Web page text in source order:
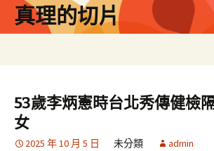
真理的切片
53歲李炳憲時台北秀傳健檢
女
2025 年 10 月 5 日 未分類 admin